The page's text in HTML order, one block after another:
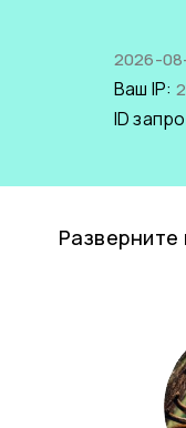
2026-
Ваш IP:
ID
Разверните